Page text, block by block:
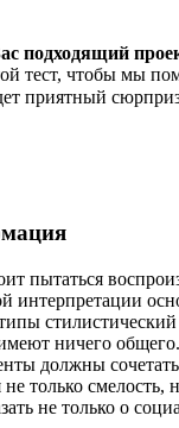
подходящий
тест, чтобы мы
приятный
интерпретации
ничего
должны
не только
не только о